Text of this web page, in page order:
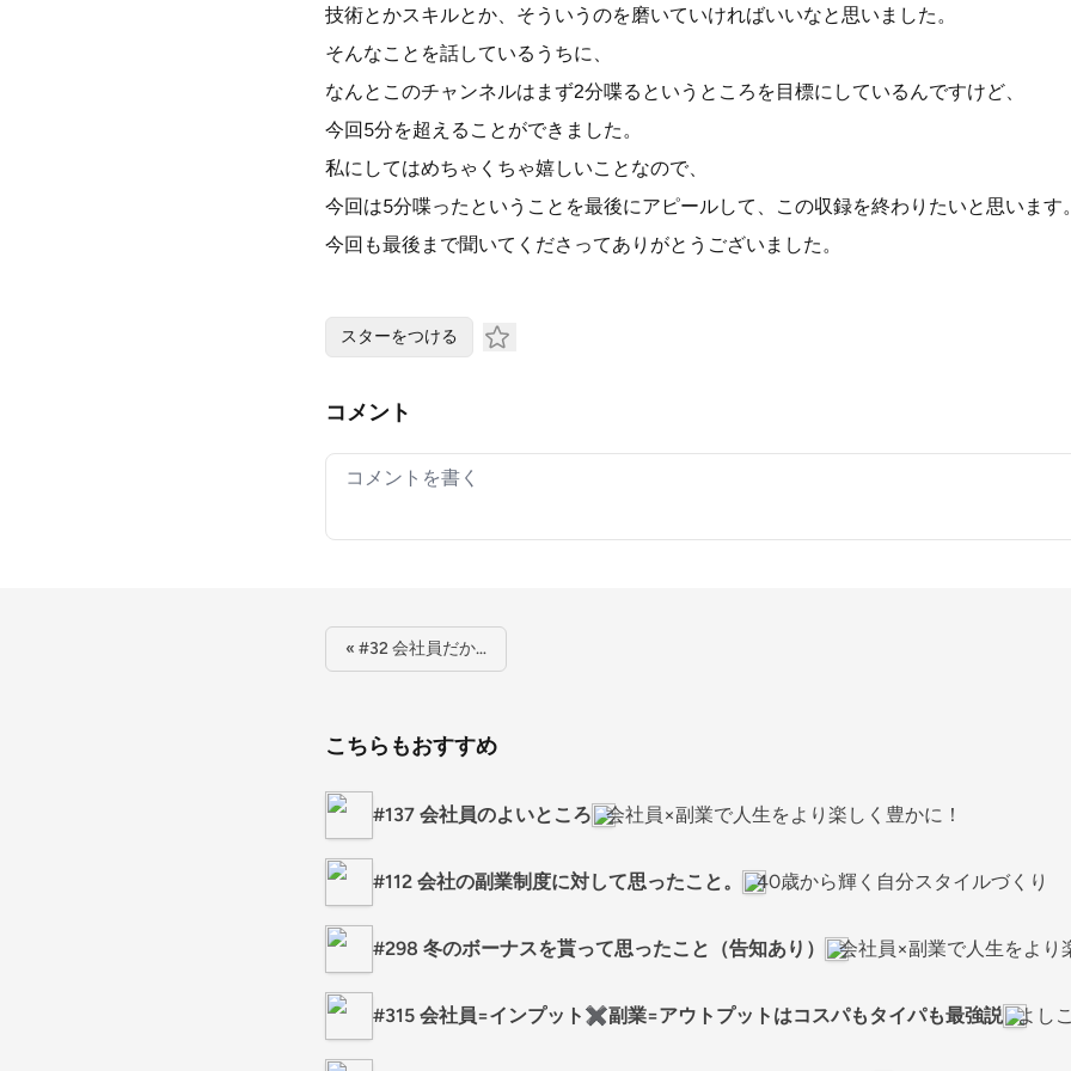
技術とかスキルとか、そういうのを磨いていければいいなと思いました。
そんなことを話しているうちに、
なんとこのチャンネルはまず2分喋るというところを目標にしているんですけど、
今回5分を超えることができました。
私にしてはめちゃくちゃ嬉しいことなので、
今回は5分喋ったということを最後にアピールして、この収録を終わりたいと思います
今回も最後まで聞いてくださってありがとうございました。
スターをつける
コメント
Your comment
« #32 会社員だか…
こちらもおすすめ
#137 会社員のよいところ 会社員×副業で人生をより楽しく豊かに！
#112 会社の副業制度に対して思ったこと。 40歳から輝く自分スタイルづくり
#298 冬のボーナスを貰って思ったこと（告知あり） 会社員×副業で人生をより
#315 会社員=インプット✖️副業=アウトプットはコスパもタイパも最強説 よし